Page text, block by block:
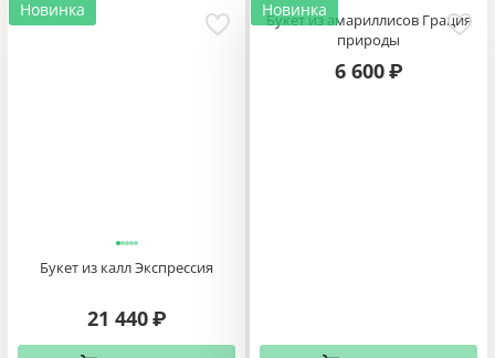
Новинка
Букет из калл Экспрессия
21 440 ₽
Новинка
Букет из амариллисов Грация
природы
6 600 ₽